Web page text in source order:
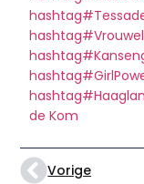
de Kom
Vorige